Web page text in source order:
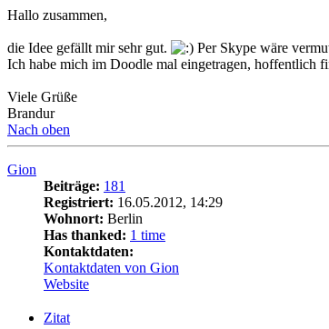
Hallo zusammen,
die Idee gefällt mir sehr gut.
Per Skype wäre
Ich habe mich im Doodle mal eingetragen, hoffentlich
Viele Grüße
Brandur
Nach oben
Gion
Beiträge: 181
Registriert: 16.05.2012, 14:29
Wohnort: Berlin
Has thanked: 1 time
Kontaktdaten:
Kontaktdaten von Gion
Website
Zitat